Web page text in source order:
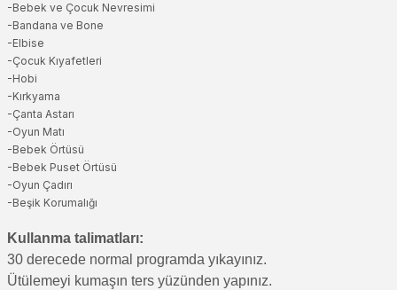
-Bebek ve Çocuk Nevresimi
-Bandana ve Bone
-Elbise
-Çocuk Kıyafetleri
-Hobi
-Kırkyama
-Çanta Astarı
-Oyun Matı
-Bebek Örtüsü
-Bebek Puset Örtüsü
-Oyun Çadırı
-Beşik Korumalığı
Kullanma talimatları:
30 derecede normal programda yıkayınız.
Ütülemeyi kumaşın ters yüzünden yapınız.